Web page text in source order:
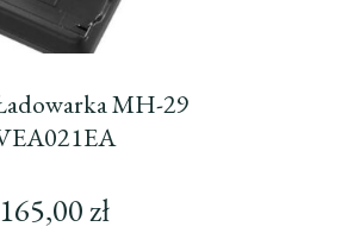
MH-29
165,00zł